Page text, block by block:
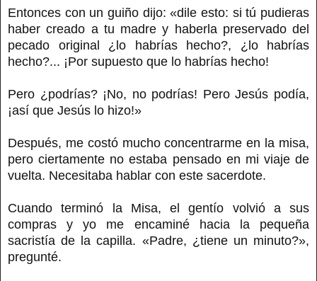
Entonces con un guiño dijo: «dile esto: si tú pudieras
haber creado a tu madre y haberla preservado del
pecado original ¿lo habrías hecho?, ¿lo habrías
hecho?... ¡Por supuesto que lo habrías hecho!
Pero ¿podrías? ¡No, no podrías! Pero Jesús podía,
¡así que Jesús lo hizo!»
Después, me costó mucho concentrarme en la misa,
pero ciertamente no estaba pensado en mi viaje de
vuelta. Necesitaba hablar con este sacerdote.
Cuando terminó la Misa, el gentío volvió a sus
compras y yo me encaminé hacia la pequeña
sacristía de la capilla. «Padre, ¿tiene un minuto?»,
pregunté.